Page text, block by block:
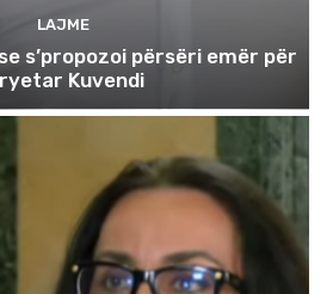
LAJME
s’propozoi përsëri emër për
Kuvendi